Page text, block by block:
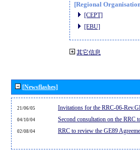
[Regional
[CEPT]
[EBU]
其它信息
[Newsflashes]
21/06/05 Invitations for the RRC-06-
04/10/04 Second consultation on the RRC
02/08/04 RRC to review the GE89